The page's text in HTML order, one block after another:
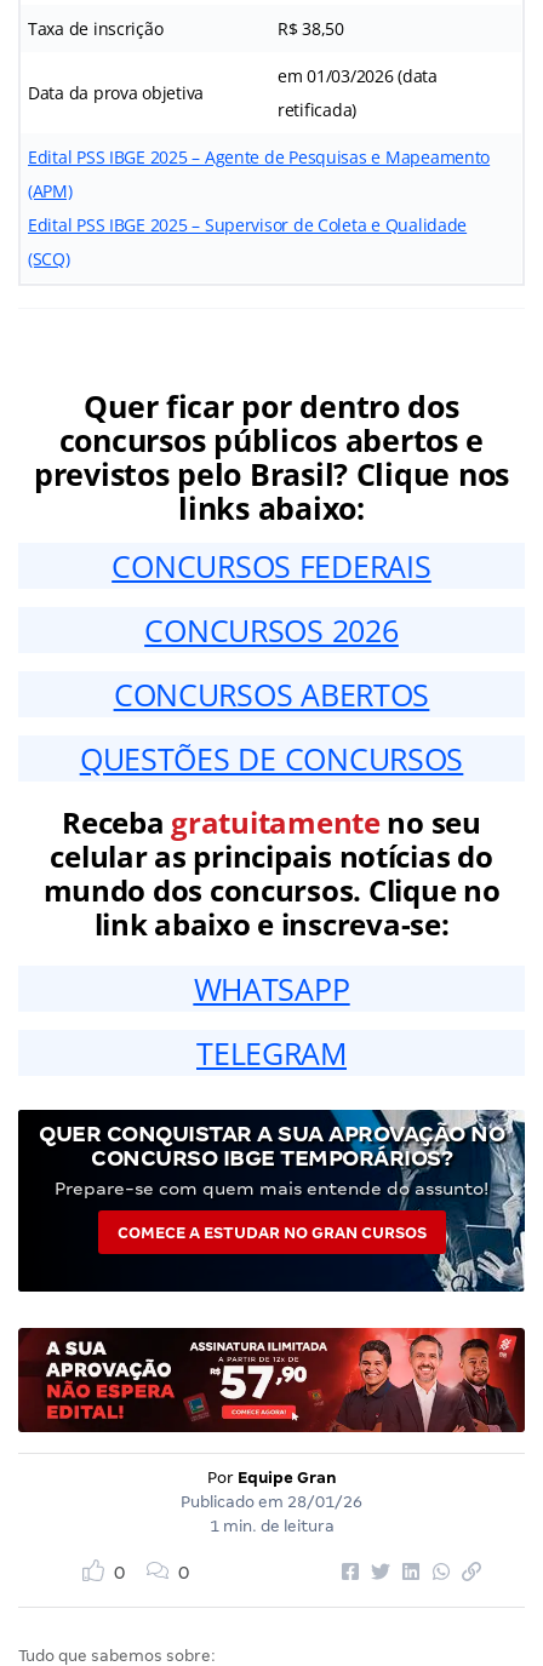
Taxa de inscrição R$ 38,50
Data da prova objetiva
em 01/03/2026 (data
retificada)
Edital PSS IBGE 2025 – Agente de Pesquisas e Mapeamento
(APM)
Edital PSS IBGE 2025 – Supervisor de Coleta e Qualidade
(SCQ)
Quer ficar por dentro dos
concursos públicos abertos e
previstos pelo Brasil? Clique nos
links abaixo:
CONCURSOS FEDERAIS
CONCURSOS 2026
CONCURSOS ABERTOS
QUESTÕES DE CONCURSOS
Receba gratuitamenteno seu
celular as principais notícias do
mundo dos concursos. Clique no
link abaixo e inscreva-se:
WHATSAPP
TELEGRAM
QUER CONQUISTAR A SUA APROVAÇÃO NO
CONCURSO IBGE TEMPORÁRIOS?
Prepare-se com quem mais entende do assunto!
COMECE A ESTUDAR NO GRAN CURSOS
Por Equipe Gran
Publicado em 28/01/26
1 min. de leitura
0 0
Tudo que sabemos sobre: